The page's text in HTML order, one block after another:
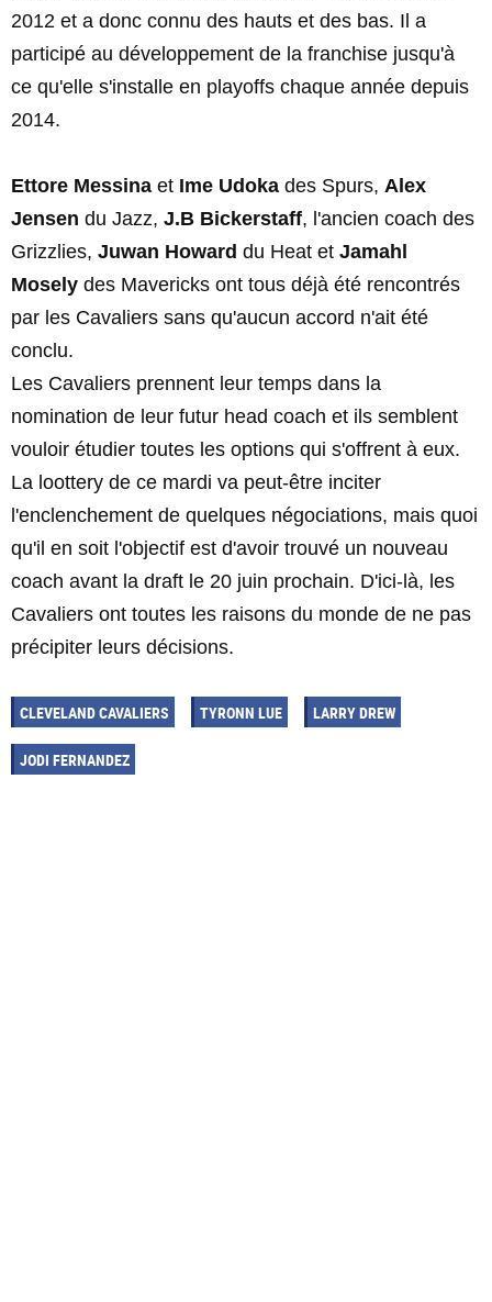
2012 et a donc connu des hauts et des bas. Il a
participé au développement de la franchise jusqu'à
ce qu'elle s'installe en playoffs chaque année depuis
2014.
Ettore Messina et Ime Udoka des Spurs, Alex
Jensen du Jazz, J.B Bickerstaff, l'ancien coach des
Grizzlies, Juwan Howard du Heat et Jamahl
Mosely des Mavericks ont tous déjà été rencontrés
par les Cavaliers sans qu'aucun accord n'ait été
conclu.
Les Cavaliers prennent leur temps dans la
nomination de leur futur head coach et ils semblent
vouloir étudier toutes les options qui s'offrent à eux.
La loottery de ce mardi va peut-être inciter
l'enclenchement de quelques négociations, mais quoi
qu'il en soit l'objectif est d'avoir trouvé un nouveau
coach avant la draft le 20 juin prochain. D'ici-là, les
Cavaliers ont toutes les raisons du monde de ne pas
précipiter leurs décisions.
CLEVELAND CAVALIERS TYRONN LUE LARRY DREW
JODI FERNANDEZ